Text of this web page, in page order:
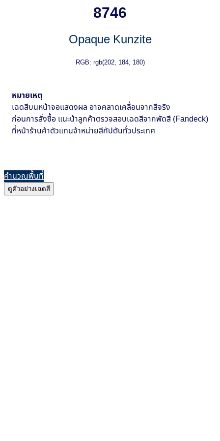
8746
Opaque Kunzite
RGB: rgb(202, 184, 180)
หมายเหตุ
เฉดสีบนหน้าจอแสดงผล อาจคลาดเคลื่อนจากสีจริง
ก่อนการสั่งซื้อ แนะน้าลูกค้าตรวจสอบเฉดสีจากพัดสี (Fandeck)
ที่หน้าร้านค้าตัวแทนจ้าหน่ายสีกัปตันทั่วประเทศ
คำนวณพื้นที่
ดูตัวอย่างเฉดสี